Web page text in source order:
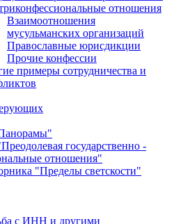
отношения
Взаимоотношения
мусульманских организаций
Православные юрисдикции
Прочие конфессии
примеры сотрудничества и
государственно -
отношения"
"Пределы светскости"
с ИНН и другими